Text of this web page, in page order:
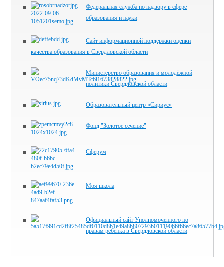
Федеральная служба по надзору в сфере
образования и науки
Сайт информационной поддержки оценки
качества образования в Свердловской области
Министерство образования и молодёжной
политики Свердловской области
Образовательный центр «Сириус»
Фонд "Золотое сечение"
Сферум
Моя школа
Официальный сайт Уполномоченного по
правам ребёнка в Свердловской области